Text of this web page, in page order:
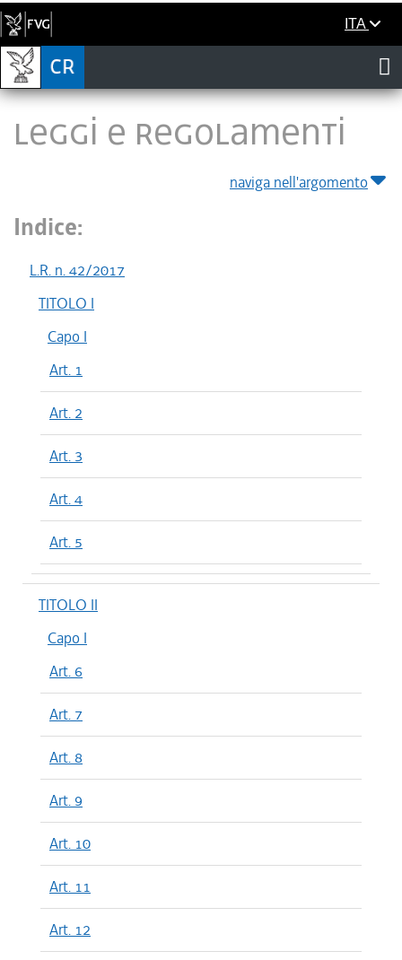
ITA
LEGGI E REGOLAMENTI
naviga nell'argomento
Indice:
L.R. n. 42/2017
TITOLO I
Capo I
Art. 1
Art. 2
Art. 3
Art. 4
Art. 5
TITOLO II
Capo I
Art. 6
Art. 7
Art. 8
Art. 9
Art. 10
Art. 11
Art. 12